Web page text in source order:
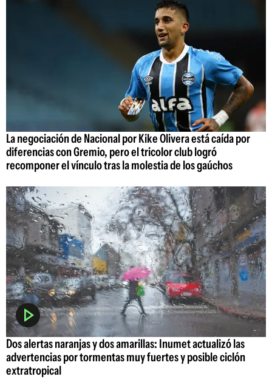
La negociación de Nacional por Kike Olivera está caída por
diferencias con Gremio, pero el tricolor club logró
recomponer el vínculo tras la molestia de los gaúchos
Dos alertas naranjas y dos amarillas: Inumet actualizó las
advertencias por tormentas muy fuertes y posible ciclón
extratropical